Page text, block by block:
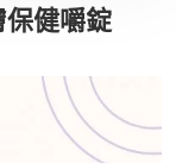
健嚼錠